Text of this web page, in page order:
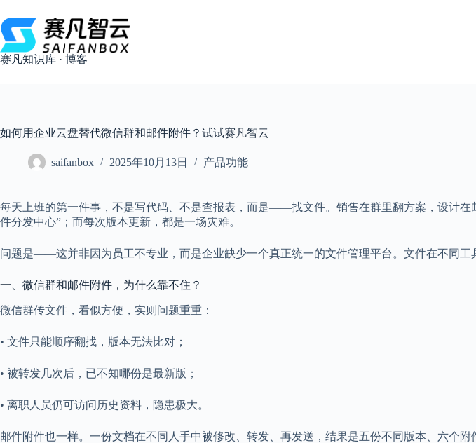
过
内
容
赛凡知识库 · 博客
如何用企业云盘替代微信群和邮件附件？试试赛凡智云
saifanbox 2025年10月13日 产品功能
每天上班的第一件事，不是写代码、不是查报表，而是——找文件。销售在群里翻方案，设计
件分发中心”；而每次版本更新，都是一场灾难。
问题是——这并非因为员工不专业，而是企业缺少一个真正统一的文件管理平台。文件在不同工
一、微信群和邮件附件，为什么靠不住？
微信群传文件，看似方便，实则问题重重：
• 文件只能顺序翻找，版本无法比对；
• 被转发几次后，已不知哪份是最新版；
• 离职人员仍可访问历史资料，隐患极大。
邮件附件也一样。一份文档在不同人手中被修改、转发、再发送，结果是五份不同版本、六个